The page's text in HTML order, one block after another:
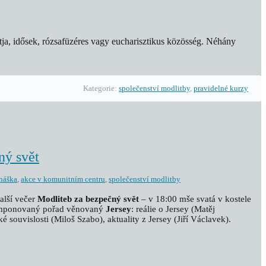
idősek, rózsafüzéres vagy eucharisztikus közösség. Néhány
Kategorie: společenství modlitby, pravidelné kurzy
svět
, akce v komunitním centru, společenství modlitby
večer Modliteb za bezpečný svět – v 18:00 mše svatá v kostele
pořad věnovaný Jersey: reálie o Jersey (Matěj
souvislosti (Miloš Szabo), aktuality z Jersey (Jiří Václavek).